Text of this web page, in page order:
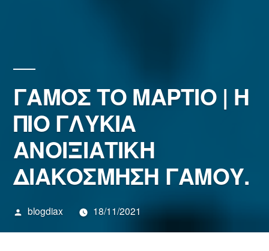
ΓΑΜΟΣ ΤΟ ΜΑΡΤΙΟ | Η
ΠΙΟ ΓΛΥΚΙΑ
ΑΝΟΙΞΙΑΤΙΚΗ
ΔΙΑΚΟΣΜΗΣΗ ΓΑΜΟΥ.
Συντάχθηκε
blogdiax 18/11/2021